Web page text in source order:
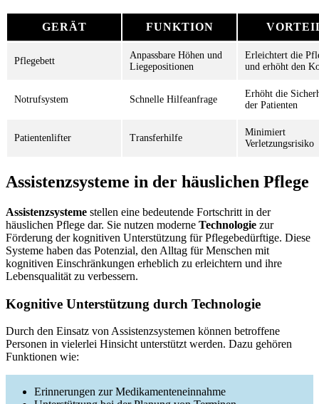
GERÄT FUNKTION
Pflegebett
Anpassbare Höhen und
Liegepositionen
Erleichtert die
und erhöht den
Notrufsystem Schnelle Hilfeanfrage
Erhöht die
der Patienten
Patientenlifter Transferhilfe
Minimiert
Verletzungsrisiko
Assistenzsysteme in der häuslichen Pflege
Assistenzsysteme stellen eine bedeutende Fortschritt in der
häuslichen Pflege dar. Sie nutzen moderne Technologie zur
Förderung der kognitiven Unterstützung für Pflegebedürftige. Diese
Systeme haben das Potenzial, den Alltag für Menschen mit
kognitiven Einschränkungen erheblich zu erleichtern und ihre
Lebensqualität zu verbessern.
Kognitive Unterstützung durch Technologie
Durch den Einsatz von Assistenzsystemen können betroffene
Personen in vielerlei Hinsicht unterstützt werden. Dazu gehören
Funktionen wie:
Erinnerungen zur Medikamenteneinnahme